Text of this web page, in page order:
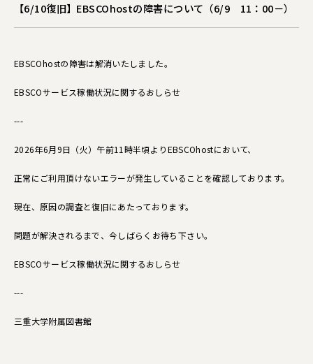
【6/10復旧】EBSCOhostの障害について（6/9 11：00－）
EBSCOhostの障害は解消いたしました。
EBSCOサービス稼働状況に関するおしらせ
---
2026年6月9日（火）午前11時半頃よりEBSCOhostにおいて、
正常にご利用頂けないエラーが発生していることを確認しております。
現在、原因の調査と復旧にあたっております。
問題が解決されるまで、今しばらくお待ち下さい。
EBSCOサービス稼働状況に関するおしらせ
---
三重大学附属図書館